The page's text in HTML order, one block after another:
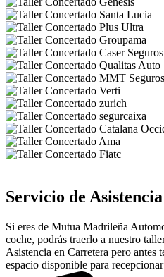
Servicio de
Si eres de Mutua Madrileña
coche, podrás traerlo a nuestro
Asistencia en Carretera pero antes
espacio disponible para